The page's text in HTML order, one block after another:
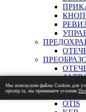
KONE
OTIS
Мы используем файлы Сookies для
optozip.ru, вы принимаете условия